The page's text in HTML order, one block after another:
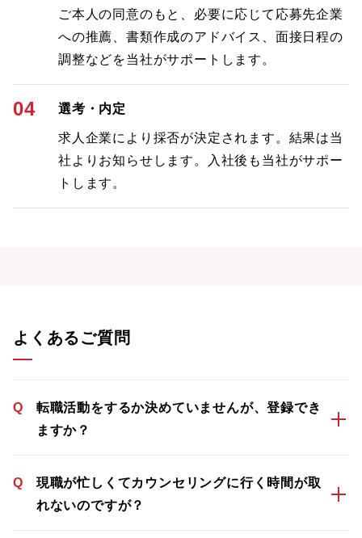
ご本人の同意のもと、必要に応じて応募先企業
への推薦、書類作成のアドバイス、面接日程の
調整などを当社がサポートします。
04 選考・内定
求人企業により採否が決定されます。結果は当
社よりお知らせします。入社後も当社がサポー
トします。
よくあるご質問
Q
転職活動をするか決めていませんが、登録でき
ますか？
Q
現職が忙しくてカウンセリングに行く時間が取
れないのですが？